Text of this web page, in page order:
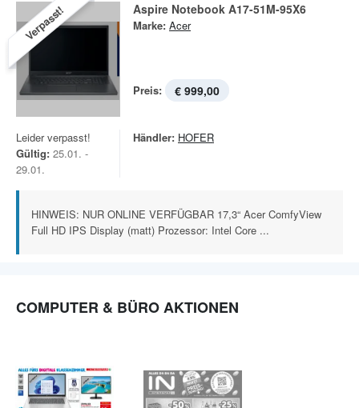
Verpasst! Aspire Notebook A17-51M-95X6
Marke: Acer
Preis: € 999,00
Leider verpasst!
Gültig: 25.01. -
29.01.
Händler: HOFER
HINWEIS: NUR ONLINE VERFÜGBAR 17,3“ Acer ComfyView
Full HD IPS Display (matt) Prozessor: Intel Core ...
COMPUTER & BÜRO AKTIONEN